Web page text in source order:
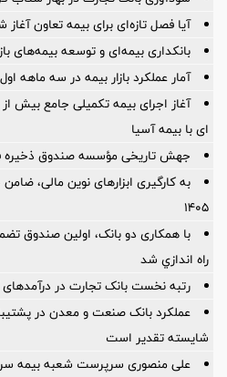
آیا فصل تازه‌ای برای بیمه تعاون
بانکداری بیمه‌ای و توسعه بیمه‌های
آمار عملكرد بازار بیمه در سه ماهه اول سال 1405
ای با بیمه آسیا
جهش تاریخی مؤسسه صندوق ذخیره
به کارگیری ابزارهای نوین مالی،
۱۴۰۵
با همکاری دو بانک، اولین صندوق
راه اندازي شد
رتبه نخست بانک تجارت در درآمدهای
عملکرد بانک صنعت و معدن در
شایسته تقدیر است
علی منصوری سرپرست شعبه بیمه